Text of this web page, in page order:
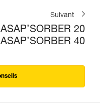
Suivant
20
40